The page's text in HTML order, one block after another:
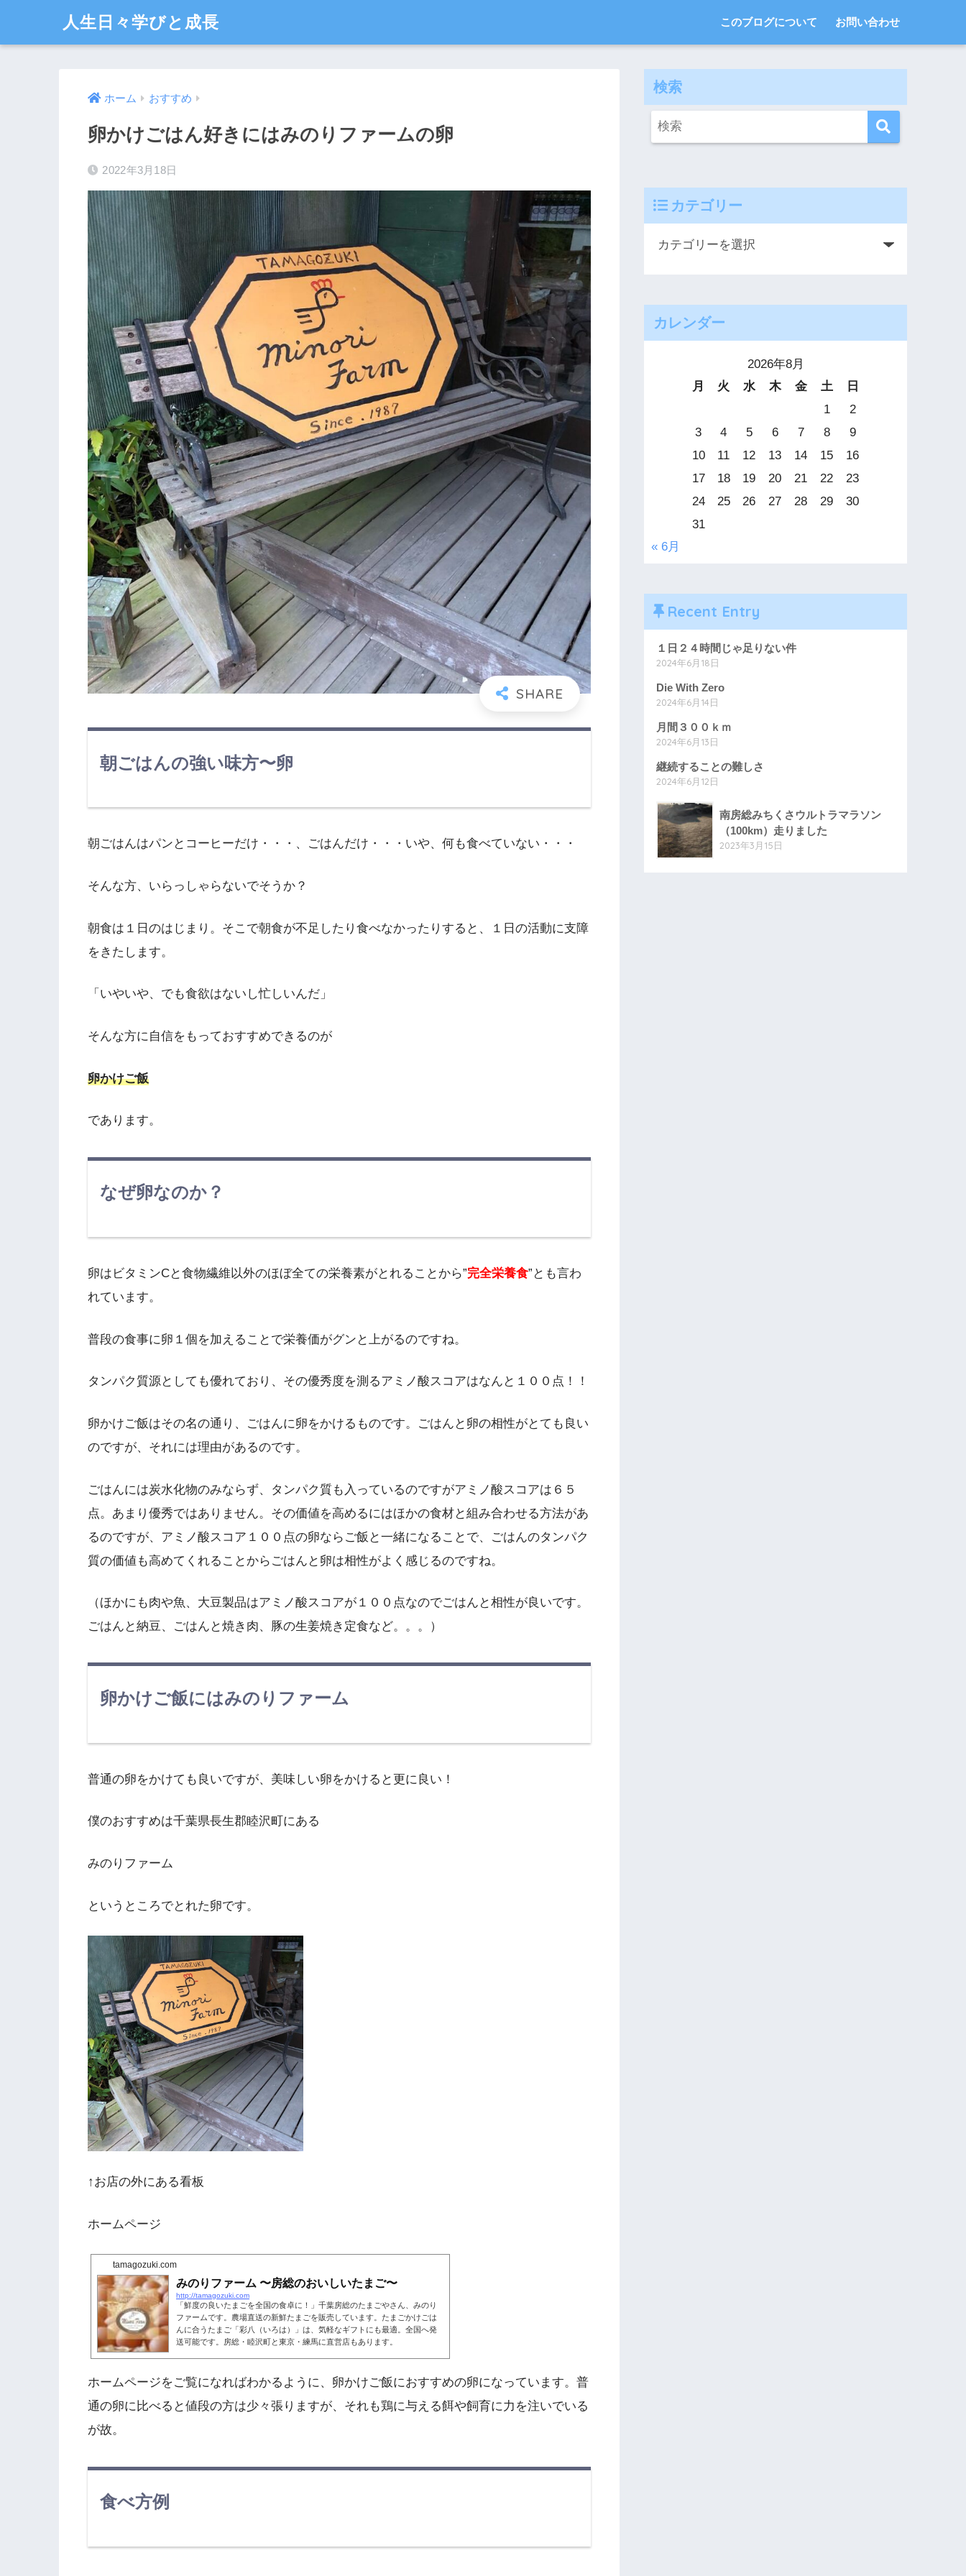
人生日々学びと成長 このブログについて お問い合わせ
ホーム おすすめ
卵かけごはん好きにはみのりファームの卵
2022年3月18日
朝ごはんの強い味方〜卵
朝ごはんはパンとコーヒーだけ・・・、ごはんだけ・・・いや、何も食べていない・・・
そんな方、いらっしゃらないでそうか？
朝食は１日のはじまり。そこで朝食が不足したり食べなかったりすると、１日の活動に支障
をきたします。
「いやいや、でも食欲はないし忙しいんだ」
そんな方に自信をもっておすすめできるのが
卵かけご飯
であります。
なぜ卵なのか？
卵はビタミンCと食物繊維以外のほぼ全ての栄養素がとれることから”完全栄養食”とも言わ
れています。
普段の食事に卵１個を加えることで栄養価がグンと上がるのですね。
タンパク質源としても優れており、その優秀度を測るアミノ酸スコアはなんと１００点！！
卵かけご飯はその名の通り、ごはんに卵をかけるものです。ごはんと卵の相性がとても良い
のですが、それには理由があるのです。
ごはんには炭水化物のみならず、タンパク質も入っているのですがアミノ酸スコアは６５
点。あまり優秀ではありません。その価値を高めるにはほかの食材と組み合わせる方法があ
るのですが、アミノ酸スコア１００点の卵ならご飯と一緒になることで、ごはんのタンパク
質の価値も高めてくれることからごはんと卵は相性がよく感じるのですね。
（ほかにも肉や魚、大豆製品はアミノ酸スコアが１００点なのでごはんと相性が良いです。
ごはんと納豆、ごはんと焼き肉、豚の生姜焼き定食など。。。）
卵かけご飯にはみのりファーム
普通の卵をかけても良いですが、美味しい卵をかけると更に良い！
僕のおすすめは千葉県長生郡睦沢町にある
みのりファーム
というところでとれた卵です。
↑お店の外にある看板
ホームページ
tamagozuki.com
みのりファーム 〜房総のおいしいたまご〜
http://tamagozuki.com
「鮮度の良いたまごを全国の食卓に！」千葉房総のたまごやさん、みのり
ファームです。農場直送の新鮮たまごを販売しています。たまごかけごは
んに合うたまご「彩八（いろは）」は、気軽なギフトにも最適。全国へ発
送可能です。房総・睦沢町と東京・練馬に直営店もあります。
ホームページをご覧になればわかるように、卵かけご飯におすすめの卵になっています。普
通の卵に比べると値段の方は少々張りますが、それも鶏に与える餌や飼育に力を注いでいる
が故。
食べ方例
検索
カテゴリー
カレンダー
2026年8月
月
火 水 木 金 土
日
1
2
3
4 5 6 7 8
9
10
11 12 13 14 15
16
17
18 19 20 21 22
23
24
25 26 27 28 29
30
31
« 6月
Recent Entry
１日２４時間じゃ足りない件
2024年6月18日
Die With Zero
2024年6月14日
月間３００ｋｍ
2024年6月13日
継続することの難しさ
2024年6月12日
南房総みちくさウルトラマラソン
（100km）走りました
2023年3月15日